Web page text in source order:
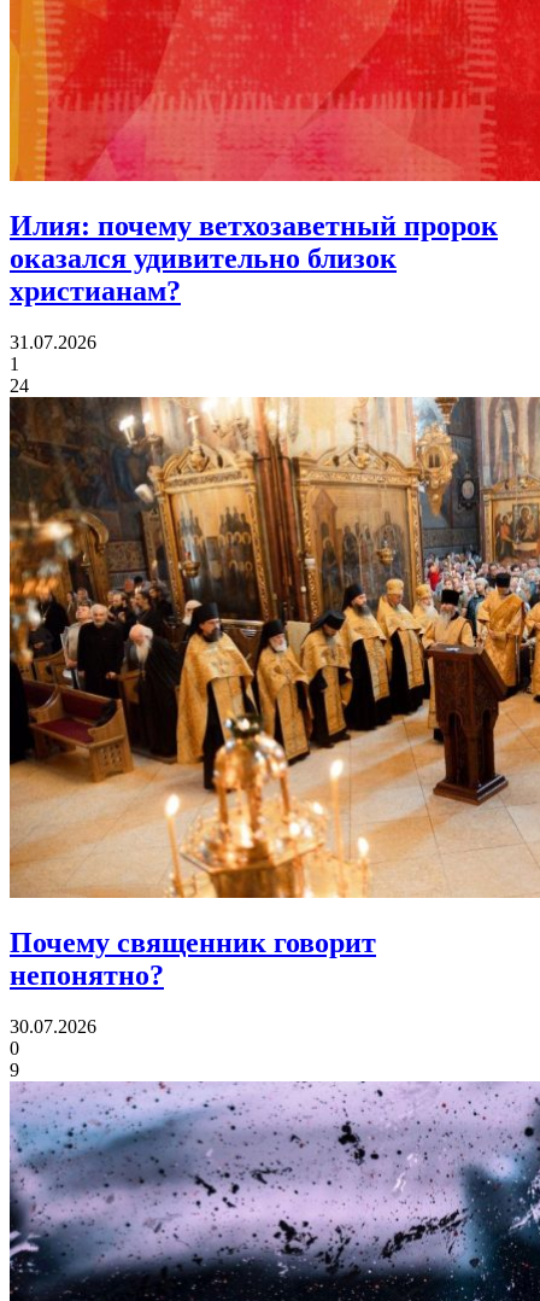
Илия: почему ветхозаветный пророк
оказался удивительно близок
христианам?
31.07.2026
1
24
Почему священник говорит
непонятно?
30.07.2026
0
9